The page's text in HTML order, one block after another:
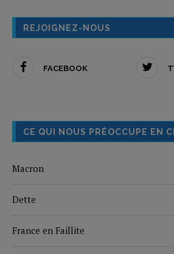
REJOIGNEZ-NOUS
FACEBOOK
CE QUI NOUS PRÉOCCUPE EN
Macron
Dette
France en Faillite